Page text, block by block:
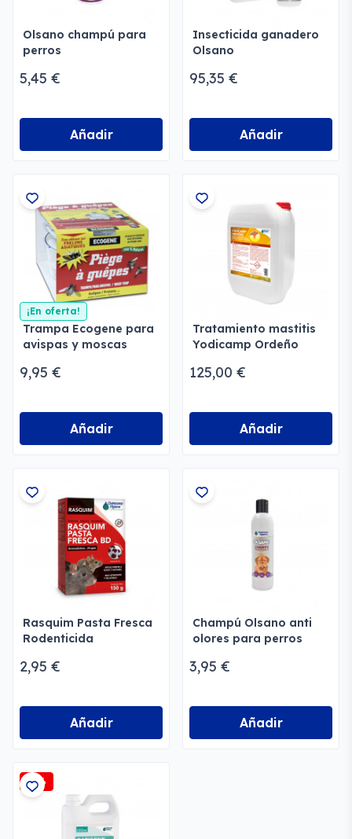
Olsano champú para
perros
5,45 €
Añadir
Insecticida ganadero
Olsano
95,35 €
Añadir
¡En oferta!
Trampa Ecogene para
avispas y moscas
9,95 €
Añadir
Tratamiento mastitis
Yodicamp Ordeño
125,00 €
Añadir
Rasquim Pasta Fresca
Rodenticida
2,95 €
Añadir
Champú Olsano anti
olores para perros
3,95 €
Añadir
-2%